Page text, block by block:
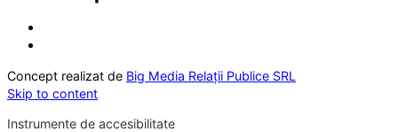
Concept realizat de Big Media Relații Publice SRL
Skip to content
Instrumente de accesibilitate